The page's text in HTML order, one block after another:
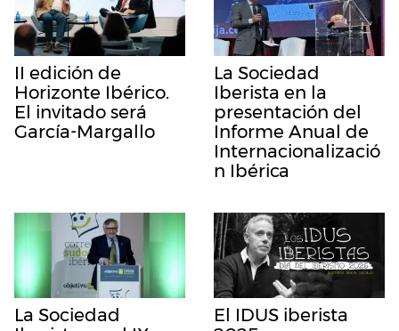
II edición de
Horizonte Ibérico.
El invitado será
García-Margallo
La Sociedad
Iberista en la
presentación del
Informe Anual de
Internacionalizació
n Ibérica
La Sociedad
El IDUS iberista